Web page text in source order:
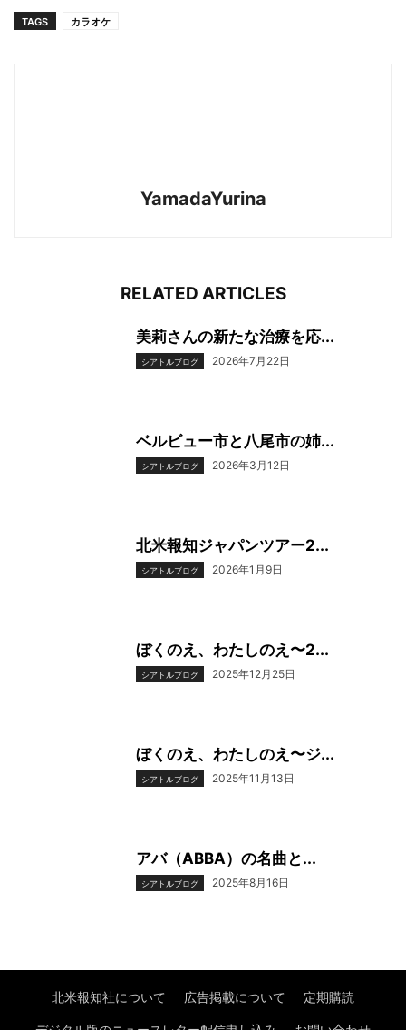
TAGS カラオケ
YamadaYurina
RELATED ARTICLES
美莉さんの新たな治療を応...
シアトルブログ 2026年7月22日
ベルビュー市と八尾市の姉...
シアトルブログ 2026年3月12日
北米報知ジャパンツアー2...
シアトルブログ 2026年1月9日
ぼくのえ、わたしのえ〜2...
シアトルブログ 2025年12月25日
ぼくのえ、わたしのえ〜ジ...
シアトルブログ 2025年11月13日
アバ（ABBA）の名曲と...
シアトルブログ 2025年8月16日
北米報知社について 広告掲載について 定期購読